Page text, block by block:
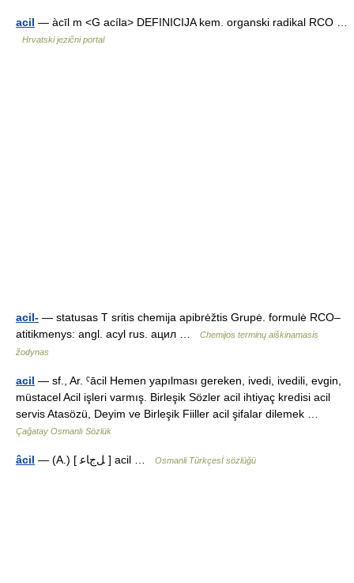
acil — àcīl m <G acíla> DEFINICIJA kem. organski radikal RCO …
Hrvatski jezični portal
acil- — statusas T sritis chemija apibrėžtis Grupė. formulė RCO–
atitikmenys: angl. acyl rus. ацил …
Chemijos terminų aiškinamasis
žodynas
acil — sf., Ar. ˁācil Hemen yapılması gereken, ivedi, ivedili, evgin,
müstacel Acil işleri varmış. Birleşik Sözler acil ihtiyaç kredisi acil
servis Atasözü, Deyim ve Birleşik Fiiller acil şifalar dilemek …
Çağatay Osmanlı Sözlük
âcil — (A.) [ ﻞﺝﺎﻋ ] acil … Osmanli Türkçesİ sözlüğü